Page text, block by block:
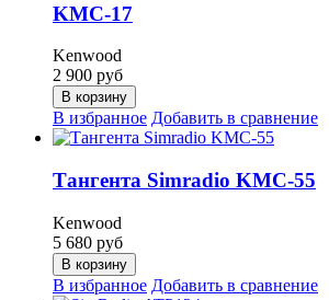
KMC-17
Kenwood
2 900 руб
В корзину
В избранное Добавить в сравнение
Тангента Simradio KMC-55
Kenwood
5 680 руб
В корзину
В избранное Добавить в сравнение